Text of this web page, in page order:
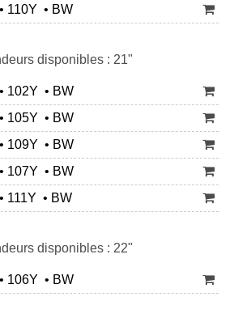
110Y • BW
disponibles : 21"
102Y • BW
105Y • BW
109Y • BW
107Y • BW
111Y • BW
disponibles : 22"
106Y • BW